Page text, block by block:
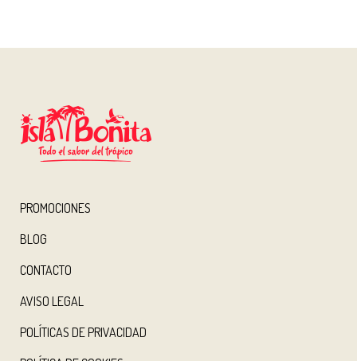
PROMOCIONES
BLOG
CONTACTO
AVISO LEGAL
POLÍTICAS DE PRIVACIDAD